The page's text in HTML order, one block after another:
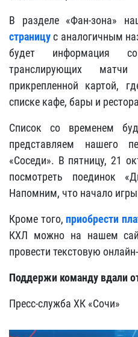
В разделе «Фан-зона»
страницус аналогичным
будет информация
транслирующих
прикрепленной картой,
списке кафе, бары и
Список со временем
представляем нашего
«Соседи». В пятницу, 21
посмотреть поединок
Напомним, что начало
Кроме того, приобрести
КХЛ можно на нашем
провести текстовую
Поддержи команду вдали
Пресс-служба ХК «Сочи»